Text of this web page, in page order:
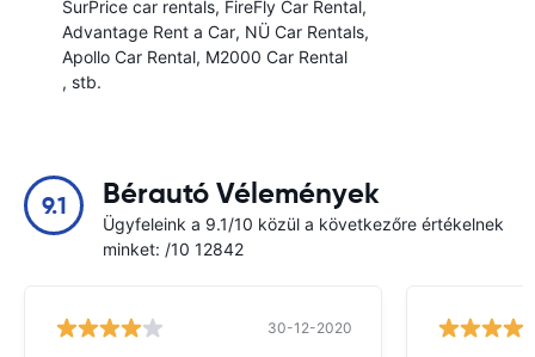
SurPrice car rentals FireFly Car Rental
Advantage Rent a Car NÜ Car Rentals
Apollo Car Rental M2000 Car Rental
, stb.
9.1 Bérautó Vélemények
Ügyfeleink a 9.1/10 közül a következőre értékelnek
minket: /10 12842
30-12-2020